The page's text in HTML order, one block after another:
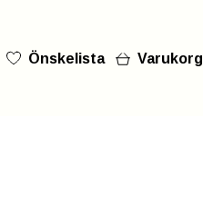
Önskelista Varukorg